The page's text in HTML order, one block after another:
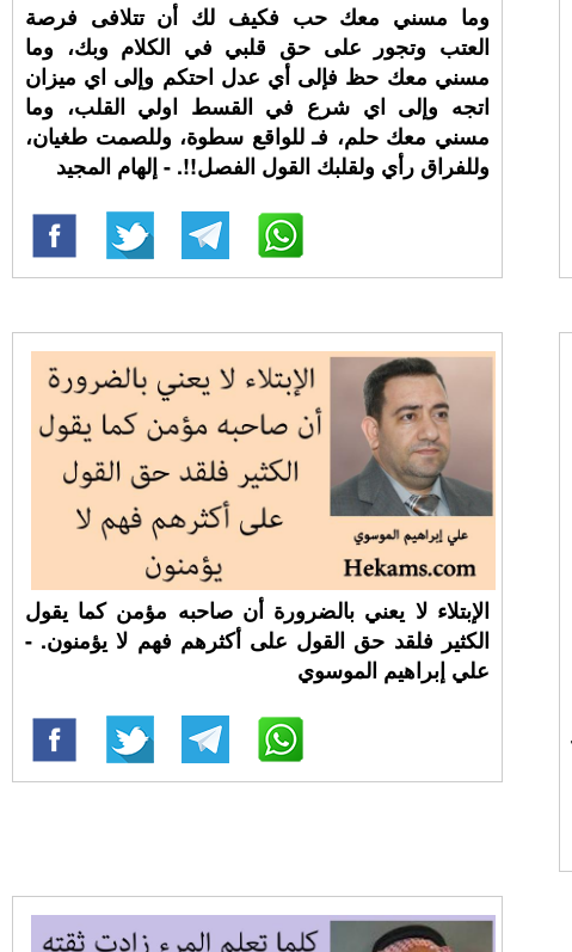
وما مسني معك حب فكيف لك أن تتلافى فرصة
العتب وتجور على حق قلبي في الكلام وبك، وما
مسني معك حظ فإلى أي عدل احتكم وإلى اي ميزان
اتجه وإلى اي شرع في القسط اولي القلب، وما
مسني معك حلم، فـ للواقع سطوة، وللصمت طغيان،
وللفراق رأي ولقلبك القول الفصل!!. - إلهام المجيد
الإبتلاء لا يعني بالضرورة أن صاحبه مؤمن كما يقول
الكثير فلقد حق القول على أكثرهم فهم لا يؤمنون. -
علي إبراهيم الموسوي